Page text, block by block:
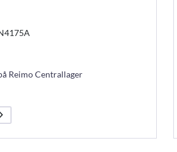
Reimo Centrallager